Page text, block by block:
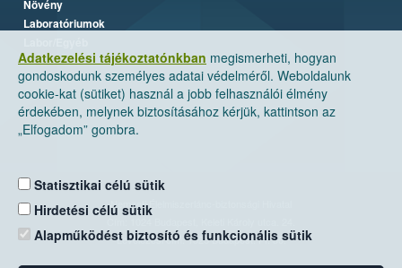
Adatkezelési tájékoztatónkban megismerheti, hogyan
gondoskodunk személyes adatai védelméről. Weboldalunk
cookie-kat (sütiket) használ a jobb felhasználói élmény
érdekében, melynek biztosításához kérjük, kattintson az
„Elfogadom” gombra.
Statisztikai célú sütik
Hirdetési célú sütik
Alapműködést biztosító és funkcionális sütik
Növény
Laboratóriumok
Nemzeti Élelmiszerlánc-biztonsági Hivatal
Levelezési cím: 1525 Budapest. Pf. 30.